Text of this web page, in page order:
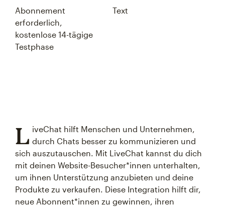
Abonnement
erforderlich,
kostenlose 14-tägige
Testphase
Text
L iveChat hilft Menschen und Unternehmen,
durch Chats besser zu kommunizieren und
sich auszutauschen. Mit LiveChat kannst du dich
mit deinen Website-Besucher*innen unterhalten,
um ihnen Unterstützung anzubieten und deine
Produkte zu verkaufen. Diese Integration hilft dir,
neue Abonnent*innen zu gewinnen, ihren